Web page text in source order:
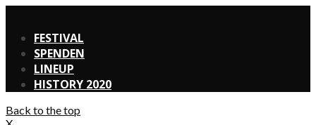
FESTIVAL
SPENDEN
LINEUP
HISTORY 2020
Back to the top